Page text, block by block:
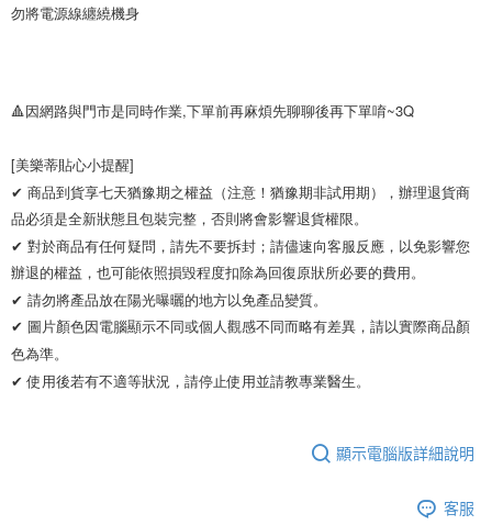
勿將電源線纏繞機身
🔺因網路與門市是同時作業,下單前再麻煩先聊聊後再下單唷~3Q
[美樂蒂貼心小提醒]
✔ 商品到貨享七天猶豫期之權益（注意！猶豫期非試用期），辦理退貨商
品必須是全新狀態且包裝完整，否則將會影響退貨權限。
✔ 對於商品有任何疑問，請先不要拆封；請儘速向客服反應，以免影響您
辦退的權益，也可能依照損毀程度扣除為回復原狀所必要的費用。
✔ 請勿將產品放在陽光曝曬的地方以免產品變質。
✔ 圖片顏色因電腦顯示不同或個人觀感不同而略有差異，請以實際商品顏
色為準。
✔ 使用後若有不適等狀況，請停止使用並請教專業醫生。
顯示電腦版詳細說明
客服